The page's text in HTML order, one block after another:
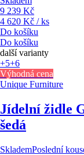
9 239 Kč
4 620 Kč / ks
Do košíku
Do košíku
další varianty
+5+6
Výhodná cena
Unique Furniture
Jídelní židle
šedá
SklademPoslední